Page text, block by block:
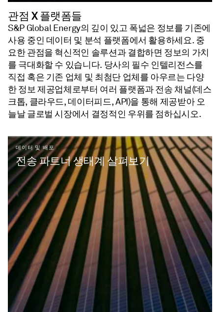
관점 X 플랫폼들
S&P Global Energy의 깊이 있고 폭넓은 정보를 기존에
사용 중인 데이터 및 분석 플랫폼에서 활용하세요. 중
요한 관점을 혁신적인 솔루션과 결합하면 정보의 가치
를 극대화할 수 있습니다. 당사의 필수 인텔리전스를
직접 혹은 기존 업체 및 최첨단 업체를 아우르는 다양
한 정보 제공업체로부터 여러 플랫폼과 전송 채널(데스
크톱, 클라우드, 데이터피드, API)을 통해 제공받아 오
늘날 글로벌 시장에서 결정적인 우위를 점하십시오.
데이터 및 배포
전송 파트너 생태계 살펴보기